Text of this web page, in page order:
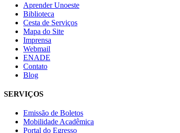
Aprender Unoeste
Biblioteca
Cesta de Serviços
Mapa do Site
Imprensa
Webmail
ENADE
Contato
Blog
SERVIÇOS
Emissão de Boletos
Mobilidade Acadêmica
Portal do Egresso